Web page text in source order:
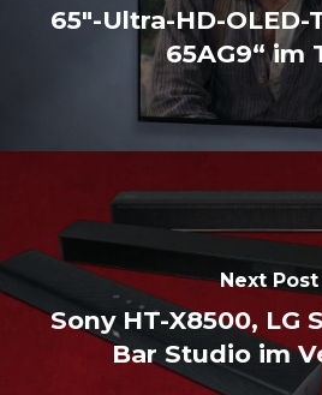
65"-Ultra-HD-OLED-
65AG9“ im
Next Post
Sony HT-X8500, LG
Bar Studio im